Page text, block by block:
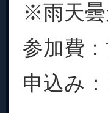
※雨天曇
参加費
申込み